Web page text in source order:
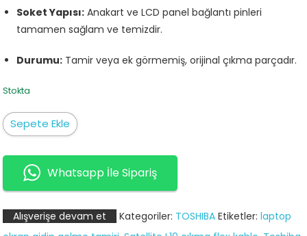
Soket Yapısı: Anakart ve LCD panel bağlantı pinleri
tamamen sağlam ve temizdir.
Durumu: Tamir veya ek görmemiş, orijinal çıkma parçadır.
Stokta
Toshiba
Satellite
L10
102
L20-
Sepete Ekle
Whatsapp İle Sipariş
Alışverişe devam et Kategoriler: TOSHIBA Etiketler:laptop